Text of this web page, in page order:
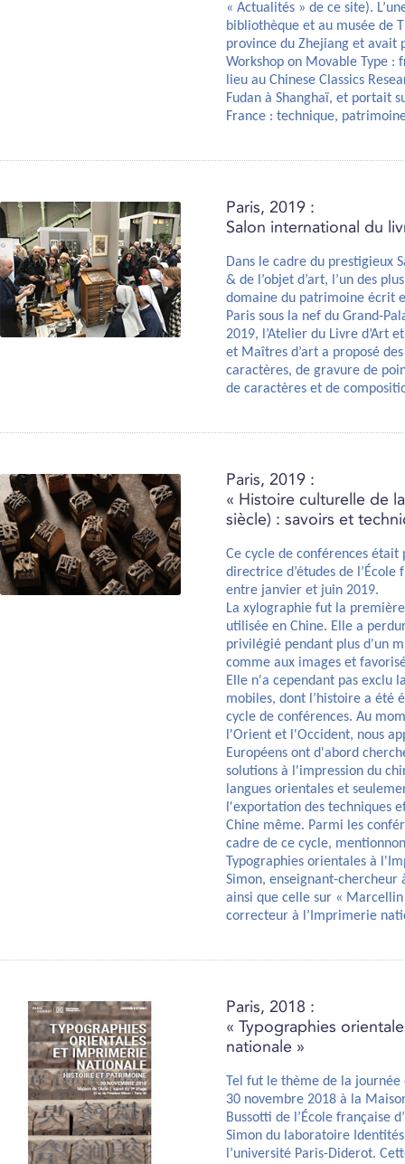
« Actualités » de ce site).
bibliothèque et au musée de
province du Zhejiang et
Workshop on Movable Type :
lieu au Chinese Classics
Fudan à Shanghaï, et portait
France : technique,
Paris, 2019 :
Salon international du
Dans le cadre du prestigieux
& de l’objet d’art, l’un des
domaine du patrimoine écrit
Paris sous la nef du Grand-
2019, l’Atelier du Livre d’Art
et Maîtres d’art a proposé
caractères, de gravure de
de caractères et de
Paris, 2019 :
« Histoire culturelle de
siècle) : savoirs et
Ce cycle de conférences
directrice d’études de
entre janvier et juin 2019.
La xylographie fut la
utilisée en Chine. Elle a
privilégié pendant plus d'un
comme aux images et
Elle n'a cependant pas exclu
mobiles, dont l’histoire a été
cycle de conférences. Au
l'Orient et l'Occident, nous
Européens ont d'abord
solutions à l'impression du
langues orientales et
l'exportation des techniques
Chine même. Parmi les
cadre de ce cycle,
Typographies orientales à
Simon, enseignant-chercheur
ainsi que celle sur «
correcteur à l’Imprimerie
Paris, 2018 :
« Typographies
nationale »
Tel fut le thème de la journée
30 novembre 2018 à la
Bussotti de l’École française
Simon du laboratoire
l’université Paris-Diderot.